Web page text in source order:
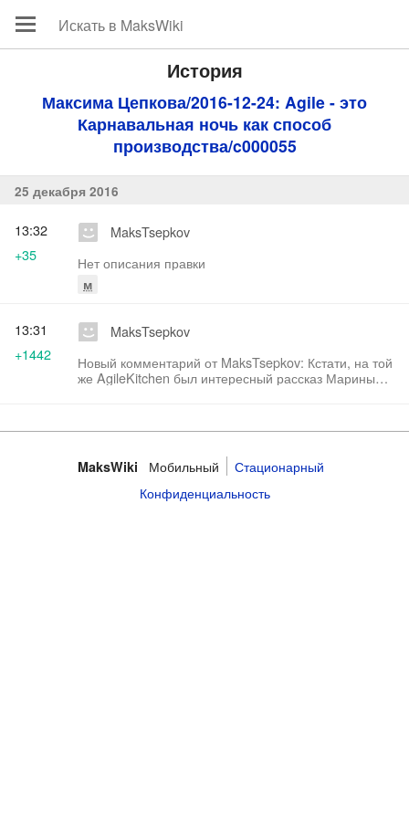
История
Максима Цепкова/2016-12-24: Agile - это
Карнавальная ночь как способ
производства/c000055
25 декабря 2016
MaksTsepkov
Нет описания правки
м
13:32
+35
MaksTsepkov
Новый комментарий от MaksTsepkov: Кстати, на той
же AgileKitchen был интересный рассказ Марины
13:31
+1442
MaksWiki Мобильный
Стационарный
Конфиденциальность